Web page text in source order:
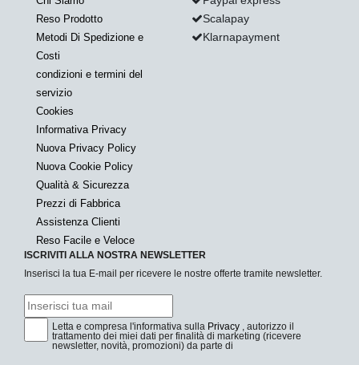
Reso Prodotto
Metodi Di Spedizione e
Costi
condizioni e termini del
servizio
Cookies
Informativa Privacy
Nuova Privacy Policy
Nuova Cookie Policy
Qualità & Sicurezza
Prezzi di Fabbrica
Assistenza Clienti
Reso Facile e Veloce
Scalapay
Klarnapayment
ISCRIVITI ALLA NOSTRA NEWSLETTER
Inserisci la tua E-mail per ricevere le nostre offerte tramite newsletter.
Letta e compresa l'informativa sulla Privacy , autorizzo il
trattamento dei miei dati per finalità di marketing (ricevere
newsletter, novità, promozioni) da parte di